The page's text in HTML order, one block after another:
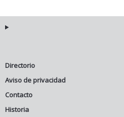
Directorio
Aviso de privacidad
Contacto
Historia